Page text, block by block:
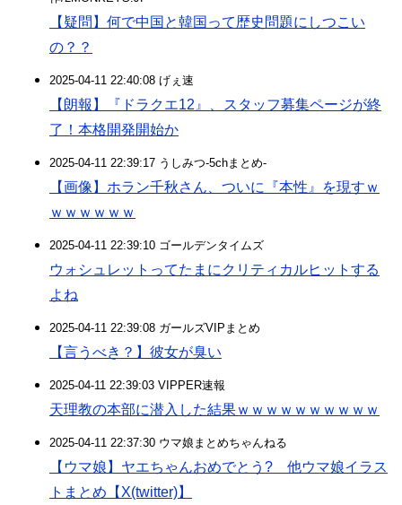
【疑問】何で中国と韓国って歴史問題にしつこい
の？？
2025-04-11 22:40:08 げぇ速
【朗報】『ドラクエ12』、スタッフ募集ページが終
了！本格開発開始か
2025-04-11 22:39:17 うしみつ-5chまとめ-
【画像】ホラン千秋さん、ついに『本性』を現すｗ
ｗｗｗｗｗｗ
2025-04-11 22:39:10 ゴールデンタイムズ
ウォシュレットってたまにクリティカルヒットする
よね
2025-04-11 22:39:08 ガールズVIPまとめ
【言うべき？】彼女が臭い
2025-04-11 22:39:03 VIPPER速報
天理教の本部に潜入した結果ｗｗｗｗｗｗｗｗｗｗ
2025-04-11 22:37:30 ウマ娘まとめちゃんねる
【ウマ娘】ヤエちゃんおめでとう? 他ウマ娘イラス
トまとめ【X(twitter)】